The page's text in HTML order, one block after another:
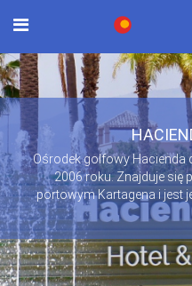
Ośrodek golfowy Hacienda
2006 roku. Znajduje się
portowym Kartagena i jest